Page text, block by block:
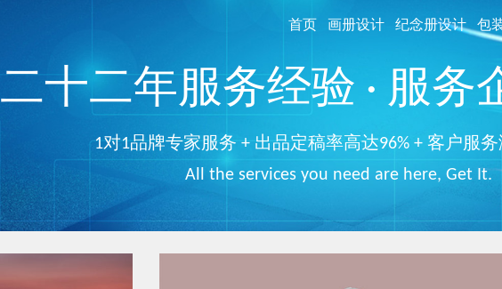
首页 画册设计 纪念册设计 包
二十二年服务经验 · 服务
1对1品牌专家服务 + 出品定稿率高达96% + 客户服务
All the services you need are here, Get It.